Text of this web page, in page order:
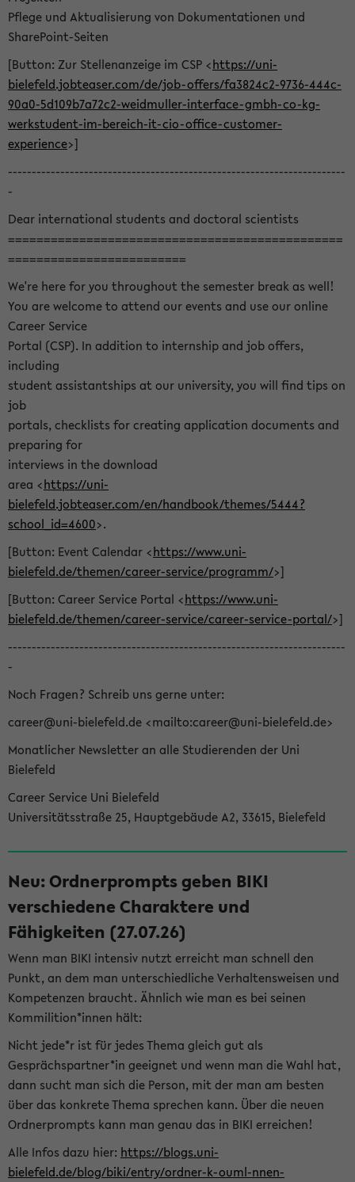
Pflege und Aktualisierung von Dokumentationen und
SharePoint-Seiten
[Button: Zur Stellenanzeige im CSP <https://uni-
bielefeld.jobteaser.com/de/job-offers/fa3824c2-9736-444c-
90a0-5d109b7a72c2-weidmuller-interface-gmbh-co-kg-
werkstudent-im-bereich-it-cio-office-customer-
experience>]
-----------------------------------------------------------------------
-
Dear international students and doctoral scientists
===============================================
=========================
We're here for you throughout the semester break as well!
You are welcome to attend our events and use our online
Career Service
Portal (CSP). In addition to internship and job offers,
including
student assistantships at our university, you will find tips on
job
portals, checklists for creating application documents and
preparing for
interviews in the download
area <https://uni-
bielefeld.jobteaser.com/en/handbook/themes/5444?
school_id=4600>.
[Button: Event Calendar <https://www.uni-
bielefeld.de/themen/career-service/programm/>]
[Button: Career Service Portal <https://www.uni-
bielefeld.de/themen/career-service/career-service-portal/>]
-----------------------------------------------------------------------
-
Noch Fragen? Schreib uns gerne unter:
career@uni-bielefeld.de <mailto:career@uni-bielefeld.de>
Monatlicher Newsletter an alle Studierenden der Uni
Bielefeld
Career Service Uni Bielefeld
Universitätsstraße 25, Hauptgebäude A2, 33615, Bielefeld
Neu: Ordnerprompts geben BIKI
verschiedene Charaktere und
Fähigkeiten (27.07.26)
Wenn man BIKI intensiv nutzt erreicht man schnell den
Punkt, an dem man unterschiedliche Verhaltensweisen und
Kompetenzen braucht. Ähnlich wie man es bei seinen
Kommilition*innen hält:
Nicht jede*r ist für jedes Thema gleich gut als
Gesprächspartner*in geeignet und wenn man die Wahl hat,
dann sucht man sich die Person, mit der man am besten
über das konkrete Thema sprechen kann. Über die neuen
Ordnerprompts kann man genau das in BIKI erreichen!
Alle Infos dazu hier: https://blogs.uni-
bielefeld.de/blog/biki/entry/ordner-k-ouml-nnen-